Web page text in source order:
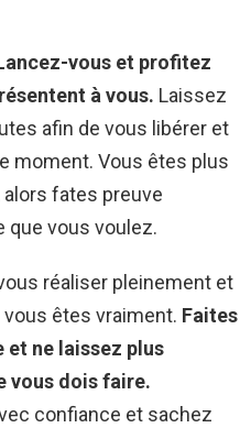
vous et profitez
à vous. Laissez
afin de vous libérer et
moment. Vous êtes plus
fates preuve
que vous voulez.
réaliser pleinement et
êtes vraiment. Faites
ne laissez plus
vous dois faire.
confiance et sachez